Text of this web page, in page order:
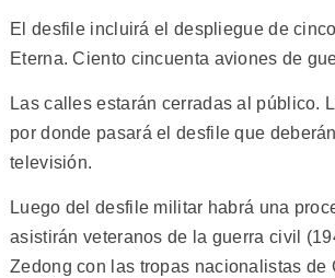
El desfile incluirá el despliegue de
Eterna. Ciento cincuenta aviones de
Las calles estarán cerradas al público.
por donde pasará el desfile que
televisión.
Luego del desfile militar habrá una
asistirán veteranos de la guerra civil
Zedong con las tropas nacionalistas de